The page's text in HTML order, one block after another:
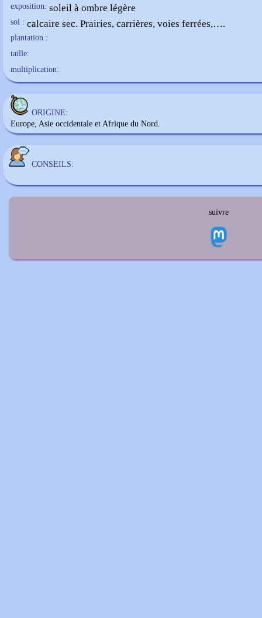
exposition: soleil à ombre légère
sol : calcaire sec. Prairies, carrières, voies ferrées,….
plantation :
taille:
multiplication:
ORIGINE:
Europe, Asie occidentale et Afrique du Nord.
CONSEILS:
suivre